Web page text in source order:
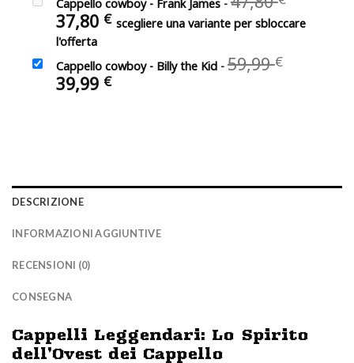
attuale
è:
Cappello cowboy - Frank James -
prezzo
37,80 €Il
prezzo
è:
37,80 €.
scegliere una variante per sbloccare
l'offerta
Cappello cowboy - Billy the Kid -59,99€
39,99 €Il
DESCRIZIONE
INFORMAZIONI AGGIUNTIVE
RECENSIONI (0)
CONSEGNA
Cappelli Leggendari: Lo Spirito
dell’Ovest dei Cappello